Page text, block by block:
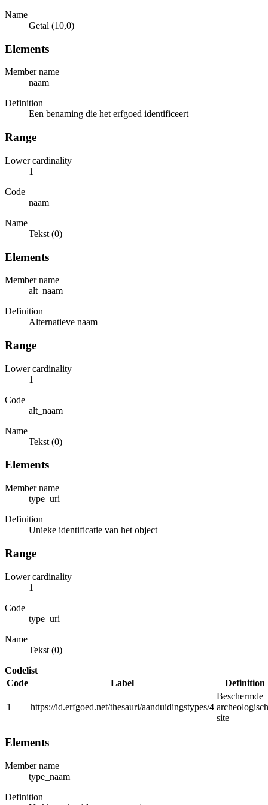
Name
Getal (10,0)
Elements
Member name
naam
Definition
Een benaming die het erfgoed identificeert
Range
Lower cardinality
1
Code
naam
Name
Tekst (0)
Elements
Member name
alt_naam
Definition
Alternatieve naam
Range
Lower cardinality
1
Code
alt_naam
Name
Tekst (0)
Elements
Member name
type_uri
Definition
Unieke identificatie van het object
Range
Lower cardinality
1
Code
type_uri
Name
Tekst (0)
Codelist
Code
Label Definition
1 https://id.erfgoed.net/thesauri/aanduidingstypes/4
Beschermde
site
Elements
Member name
type_naam
Definition